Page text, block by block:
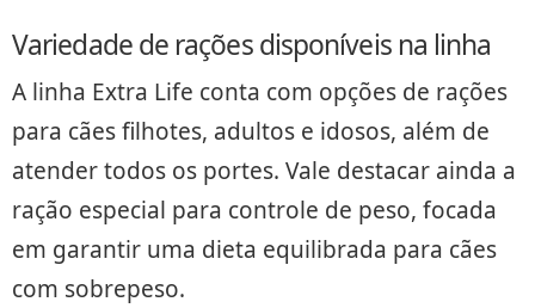
Variedade de rações disponíveis na linha
A linha Extra Life conta com opções de rações
para cães filhotes, adultos e idosos, além de
atender todos os portes. Vale destacar ainda a
ração especial para controle de peso, focada
em garantir uma dieta equilibrada para cães
com sobrepeso.